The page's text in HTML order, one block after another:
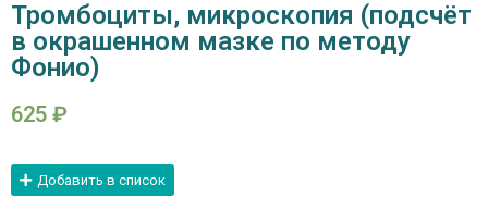
Тромбоциты, микроскопия (подсчёт
в окрашенном мазке по методу
Фонио)
625 ₽
Добавить в список